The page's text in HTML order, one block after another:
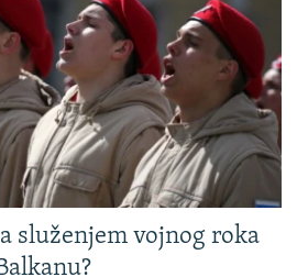
služenjem vojnog roka